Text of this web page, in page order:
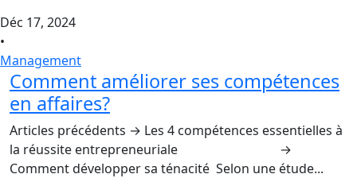
Déc 17, 2024
•
Management
Comment améliorer ses compétences
en affaires?
Articles précédents → Les 4 compétences essentielles à
la réussite entrepreneuriale →
Comment développer sa ténacité Selon une étude...